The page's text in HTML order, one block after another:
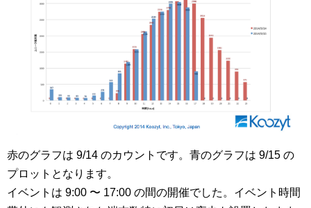
赤のグラフは 9/14 のカウントです。青のグラフは 9/15 の
プロットとなります。
イベントは 9:00 〜 17:00 の間の開催でした。イベント時間